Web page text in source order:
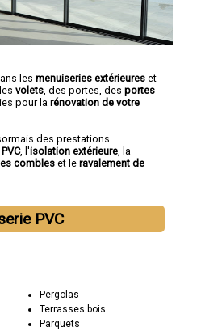
les menuiseries extérieures et
volets , des portes, des portes
pour la rénovation de votre
des prestations
, l'isolation extérieure , la
combleset le ravalement de
PVC
Pergolas
Terrasses bois
Parquets